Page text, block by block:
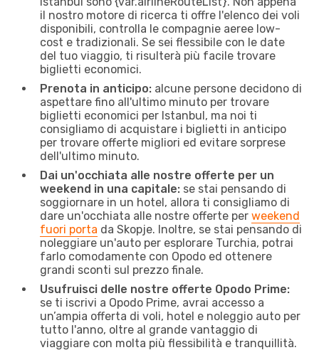
il nostro motore di ricerca ti offre l'elenco dei voli
disponibili, controlla le compagnie aeree low-
cost e tradizionali. Se sei flessibile con le date
del tuo viaggio, ti risulterà più facile trovare
biglietti economici.
Prenota in anticipo: alcune persone decidono di
aspettare fino all'ultimo minuto per trovare
biglietti economici per Istanbul, ma noi ti
consigliamo di acquistare i biglietti in anticipo
per trovare offerte migliori ed evitare sorprese
dell'ultimo minuto.
Dai un'occhiata alle nostre offerte per un
weekend in una capitale: se stai pensando di
soggiornare in un hotel, allora ti consigliamo di
dare un'occhiata alle nostre offerte per weekend
fuori porta da Skopje. Inoltre, se stai pensando di
noleggiare un'auto per esplorare Turchia, potrai
farlo comodamente con Opodo ed ottenere
grandi sconti sul prezzo finale.
Usufruisci delle nostre offerte Opodo Prime:
se ti iscrivi a Opodo Prime, avrai accesso a
un’ampia offerta di voli, hotel e noleggio auto per
tutto l'anno, oltre al grande vantaggio di
viaggiare con molta più flessibilità e tranquillità.